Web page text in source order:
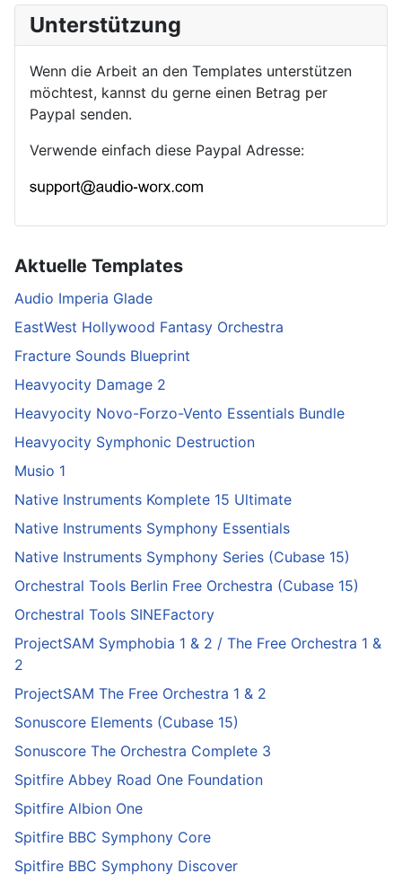
Aktuelle Templates
Audio Imperia Glade
EastWest Hollywood Fantasy Orchestra
Fracture Sounds Blueprint
Heavyocity Damage 2
Heavyocity Novo-Forzo-Vento Essentials Bundle
Heavyocity Symphonic Destruction
Musio 1
Native Instruments Komplete 15 Ultimate
Native Instruments Symphony Essentials
Native Instruments Symphony Series (Cubase 15)
Orchestral Tools Berlin Free Orchestra (Cubase 15)
Orchestral Tools SINEFactory
ProjectSAM Symphobia 1 & 2 / The Free Orchestra 1 &
2
ProjectSAM The Free Orchestra 1 & 2
Sonuscore Elements (Cubase 15)
Sonuscore The Orchestra Complete 3
Spitfire Abbey Road One Foundation
Spitfire Albion One
Spitfire BBC Symphony Core
Spitfire BBC Symphony Discover
Unterstützung
Wenn die Arbeit an den Templates unterstützen
möchtest, kannst du gerne einen Betrag per
Paypal senden.
Verwende einfach diese Paypal Adresse: